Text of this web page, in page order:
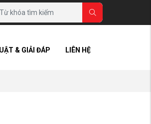
& GIẢI ĐÁP LIÊN HỆ